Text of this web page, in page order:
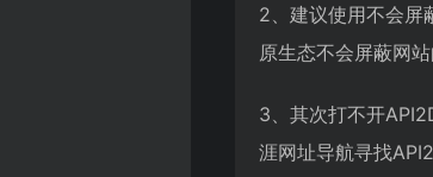
2、建议使用不会屏
原生态不会屏蔽网
3、其次打不开
涯网址导航寻找